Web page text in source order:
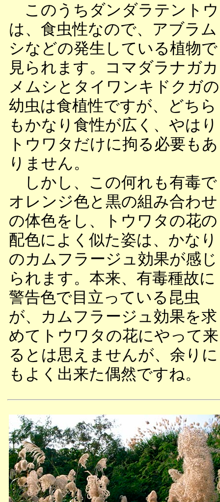
このうちダンダラテントウ
は、食虫性なので、アブラム
シなどの発生している植物で
見られます。コマダラナガカ
メムシとタイワンキドクガの
幼虫は食植性ですが、どちら
もかなり食性が広く、やはり
トウワタだけに拘る必要もあ
りません。
しかし、この何れも有毒で
オレンジ色と黒の組み合わせ
の体色をし、トウワタの花の
配色によく似た姿は、かなり
のカムフラージュ効果が感じ
られます。本来、有毒種故に
警告色で目立っている昆虫
が、カムフラージュ効果を求
めてトウワタの花にやって来
るとは思えませんが、余りに
もよく出来た偶然ですね。